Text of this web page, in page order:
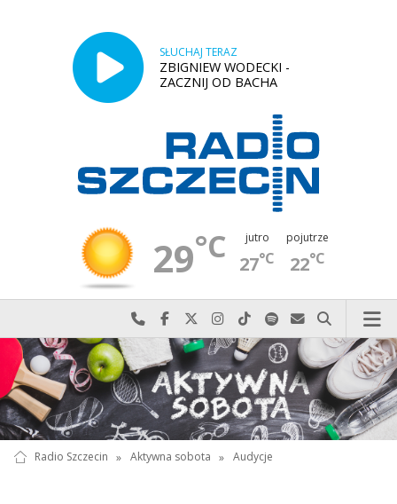
SŁUCHAJ TERAZ
ZBIGNIEW WODECKI -
ZACZNIJ OD BACHA
29°C jutro
27°C
pojutrze
22°C
Najlepiej po prostu do nas zadzwoń
Odwiedź nas na Facebook-u
Odwiedź nas na X
Odwiedź nas na Instagram-ie
Odwiedź nas na TikTok-u
Szukaj nas na Spotify
Wyślij do nas
Szukaj
Radio Szczecin » Aktywna sobota » Audycje